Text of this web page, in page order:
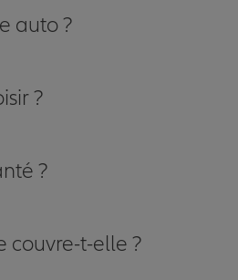
auto ?
?
?
couvre-t-elle ?